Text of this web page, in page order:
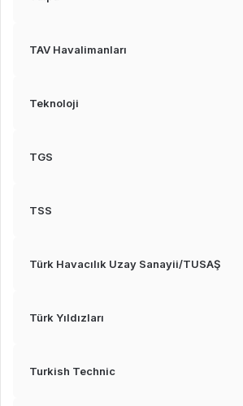
TAV Havalimanları
Teknoloji
TGS
TSS
Türk Havacılık Uzay Sanayii/TUSAŞ
Türk Yıldızları
Turkish Technic